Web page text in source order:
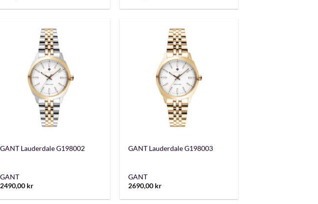
GANT Lauderdale G198002
GANT
2490,00 kr
GANT Lauderdale G198003
GANT
2690,00 kr